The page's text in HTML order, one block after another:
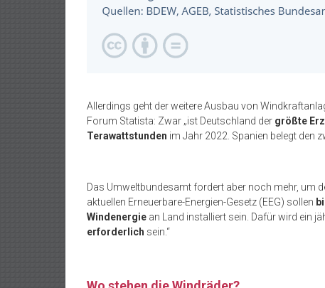
Allerdings geht der weitere Ausbau von
Forum Statista: Zwar „ist Deutschland der größte
Terawattstunden im Jahr 2022. Spanien belegt den
Das Umweltbundesamt fordert aber noch mehr, um
aktuellen Erneuerbare-Energien-Gesetz (EEG) sollen
Windenergie an Land installiert sein. Dafür wird ein
erforderlich sein.“